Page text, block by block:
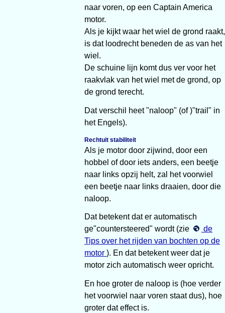
naar voren, op een Captain America
motor.
Als je kijkt waar het wiel de grond raakt,
is dat loodrecht beneden de as van het
wiel.
De schuine lijn komt dus ver voor het
raakvlak van het wiel met de grond, op
de grond terecht.
Dat verschil heet "naloop" (of )"trail" in
het Engels).
Rechtuit stabiliteit
Als je motor door zijwind, door een
hobbel of door iets anders, een beetje
naar links opzij helt, zal het voorwiel
een beetje naar links draaien, door die
naloop.
Dat betekent dat er automatisch
ge"countersteered" wordt (zie
de
Tips over het rijden van bochten op de
motor ). En dat betekent weer dat je
motor zich automatisch weer opricht.
En hoe groter de naloop is (hoe verder
het voorwiel naar voren staat dus), hoe
groter dat effect is.